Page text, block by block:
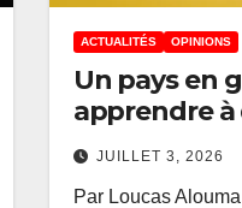
ACTUALITÉS OPINIONS
Un pays en
apprendre à
JUILLET 3, 2026
Par Loucas